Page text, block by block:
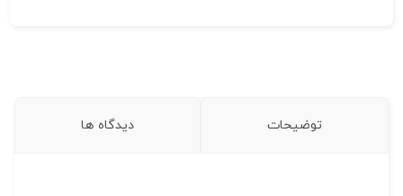
توضیحات دیدگاه ها